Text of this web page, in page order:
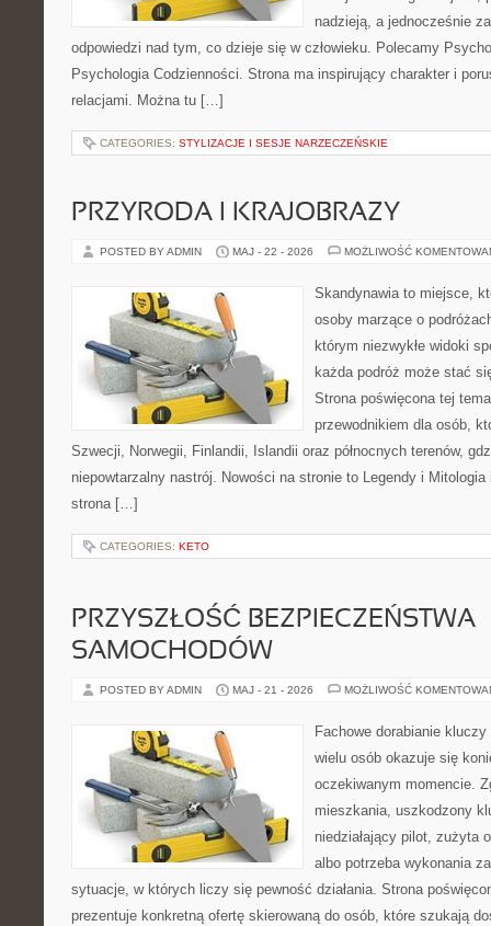
nadzieją, a jednocześnie
odpowiedzi nad tym, co dzieje się w człowieku. Polecamy
Psychologia Codzienności. Strona ma inspirujący charakter i
relacjami. Można tu […]
CATEGORIES: STYLIZACJE I SESJE NARZECZEŃSKIE
PRZYRODA I KRAJOBRAZY
POSTED BY ADMIN MAJ - 22 - 2026 MOŻLIWOŚĆ
Skandynawia to miejsce,
osoby marzące o
którym niezwykłe widoki
każda podróż może stać
Strona poświęcona tej
przewodnikiem dla osób,
Szwecji, Norwegii, Finlandii, Islandii oraz północnych terenów,
niepowtarzalny nastrój. Nowości na stronie to Legendy i
strona […]
CATEGORIES: KETO
PRZYSZŁOŚĆ BEZPIECZEŃSTWA
SAMOCHODÓW
POSTED BY ADMIN MAJ - 21 - 2026 MOŻLIWOŚĆ
Fachowe dorabianie
wielu osób okazuje się
oczekiwanym momencie.
mieszkania, uszkodzony
niedziałający pilot, zużyta
albo potrzeba wykonania
sytuacje, w których liczy się pewność działania. Strona
prezentuje konkretną ofertę skierowaną do osób, które szukają